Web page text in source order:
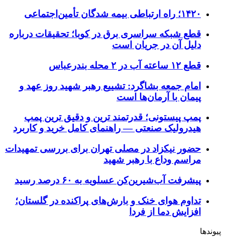
۱۴۲۰؛ راه ارتباطی بیمه شدگان تأمین‌اجتماعی
قطع شبکه سراسری برق در کوبا؛ تحقیقات درباره
دلیل آن در جریان است
قطع ۱۲ ساعته آب در ۲ محله بندرعباس
امام جمعه بشاگرد: تشییع رهبر شهید روز عهد و
پیمان با آرمان‌ها است
پمپ پیستونی؛ قدرتمند ترین و دقیق‌ ترین پمپ
هیدرولیک صنعتی — راهنمای کامل خرید و کاربرد
حضور نیکزاد در مصلی تهران برای بررسی تمهیدات
مراسم وداع با رهبر شهید
پیشرفت آب‌شیرین‌کن عسلویه به ۶۰ درصد رسید
تداوم هوای خنک و بارش‌های پراکنده در گلستان؛
افزایش دما از فردا
پیوندها